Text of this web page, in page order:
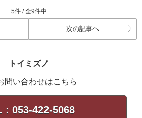
5件 / 全9件中
次の記事へ
トイミズノ
問い合わせはこちら
053-422-5068